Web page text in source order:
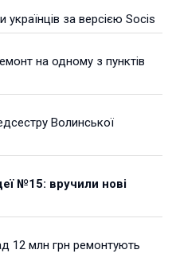
за версією Socis
на одному з пунктів
Волинської
№15: вручили нові
12 млн грн ремонтують